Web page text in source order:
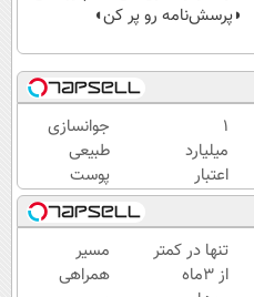
◗پرسش‌نامه رو پر کن◖
۱
میلیارد
اعتبار
خرید
طلا |
بدون
ضامن
جوانسازی
طبیعی
پوست
بدون
بوتاکس و
جراحی
تنها در کمتر
از 3ماه
مسیر
همراهی